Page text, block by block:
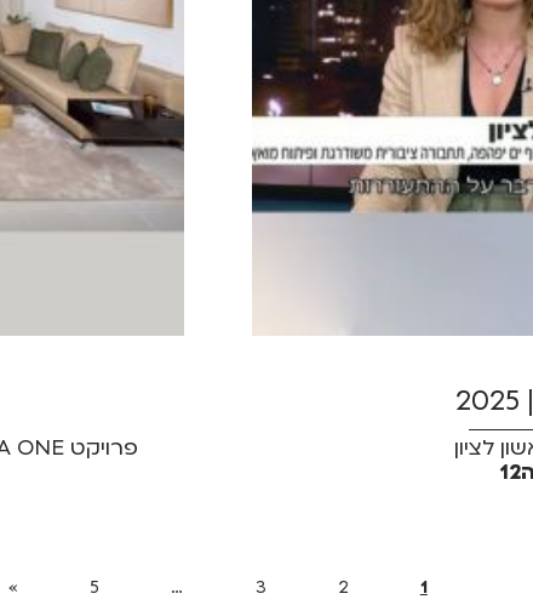
לציון
פרויקט SEA ONE: לחיות את החיים כמו בחופשת יוקרה
1
2
3
…
5
»